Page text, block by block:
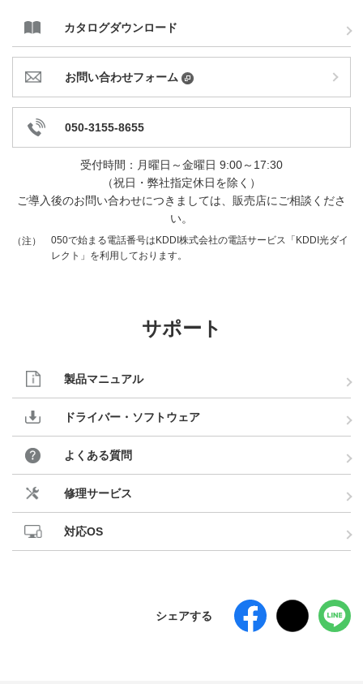
カタログダウンロード
お問い合わせフォーム
050-3155-8655
受付時間：月曜日～金曜日 9:00～17:30
（祝日・弊社指定休日を除く）
ご導入後のお問い合わせにつきましては、販売店にご相談くださ
い。
（注）
050で始まる電話番号はKDDI株式会社の電話サービス「KDDI光ダイ
レクト」を利用しております。
サポート
製品マニュアル
ドライバー・ソフトウェア
よくある質問
修理サービス
対応OS
シェアする